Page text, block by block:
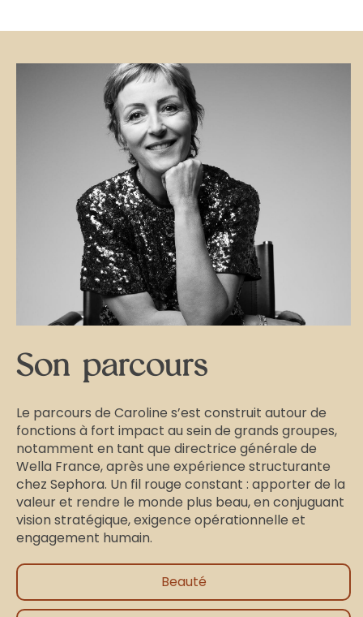
Son parcours
Le parcours de Caroline s’est construit autour de
fonctions à fort impact au sein de grands groupes,
notamment en tant que directrice générale de
Wella France, après une expérience structurante
chez Sephora. Un fil rouge constant : apporter de la
valeur et rendre le monde plus beau, en conjuguant
vision stratégique, exigence opérationnelle et
engagement humain.
Beauté